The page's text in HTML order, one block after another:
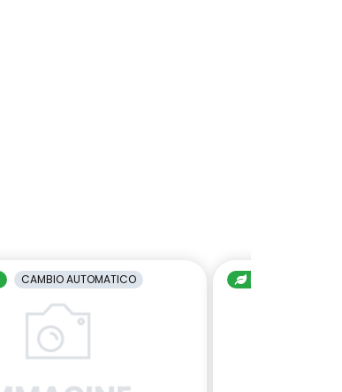
CAMBIO AUTOMATICO ECOBONUS